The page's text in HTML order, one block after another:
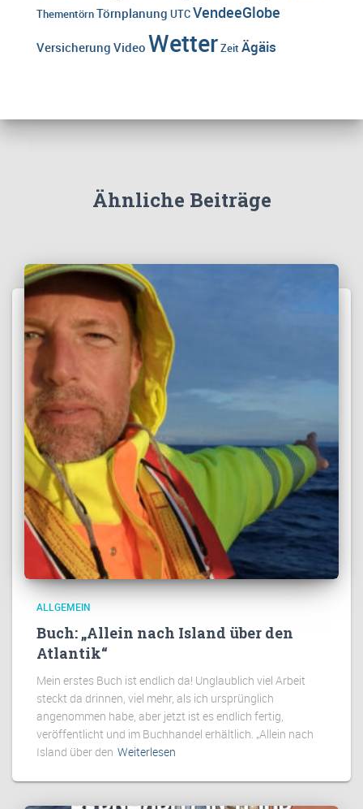
ThementörnTörnplanung UTCVendeeGlobe
Versicherung Video WetterZeit Ägäis
Ähnliche Beiträge
ALLGEMEIN
Buch: „Allein nach Island über den
Atlantik“
Mein erstes Buch ist endlich da! Unglaublich viel Arbeit
steckt da drinnen, viel mehr, als ich ursprünglich
angenommen habe, aber jetzt ist es endlich fertig,
veröffentlicht und im Buchhandel erhältlich. „Allein nach
Island über den Weiterlesen